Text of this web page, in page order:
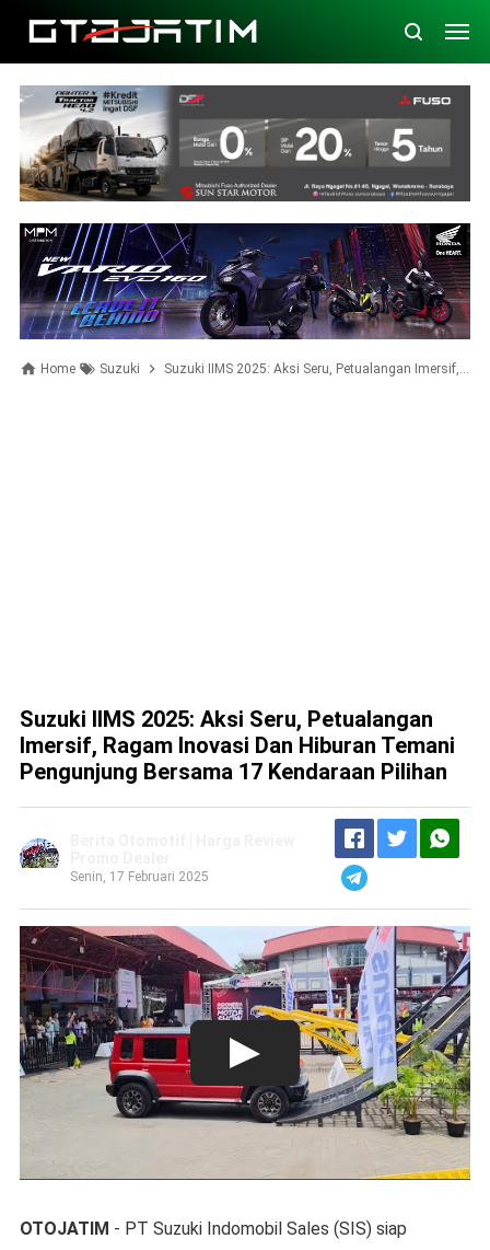
Home Suzuki Suzuki IIMS 2025: Aksi Seru, Petualangan Imersif, Ragam Inovasi dan Hiburan Temani Pengunjung Bersama 17 Kendaraan Pilihan
Suzuki IIMS 2025: Aksi Seru, Petualangan
Imersif, Ragam Inovasi Dan Hiburan Temani
Pengunjung Bersama 17 Kendaraan Pilihan
Senin, 17 Februari 2025
OTOJATIM - PT Suzuki Indomobil Sales (SIS) siap